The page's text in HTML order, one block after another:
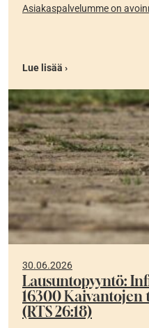
Asiakaspalvelumme on
Lue lisää ›
30.06.2026
Lausuntopyyntö:
16300
(RTS 26:18)